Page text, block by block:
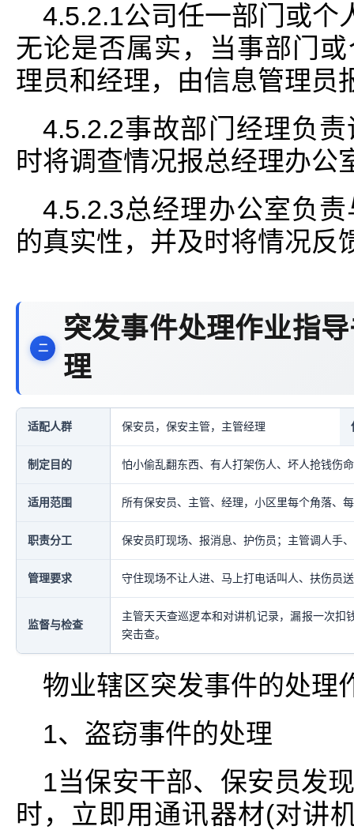
4.5.2.1公司任一部门或个
无论是否属实，当事部门
理员和经理，由信息管理员
4.5.2.2事故部门经理负
时将调查情况报总经理办公
4.5.2.3总经理办公室负
的真实性，并及时将情况反
突发事件处理作业指
理
适配人群 保安员，保安主管，主管经理
制定目的 怕小偷乱翻东西、有人打架伤人、坏人抢钱伤
适用范围 所有保安员、主管、经理，小区里每个角落、
职责分工 保安员盯现场、报消息、护伤员；主管调人手
管理要求 守住现场不让人进、马上打电话叫人、扶伤员
监督与检查
主管天天查巡逻本和对讲机记录，漏报一次
突击查。
物业辖区突发事件的处理
1、盗窃事件的处理
1当保安干部、保安员发
时，立即用通讯器材(对讲